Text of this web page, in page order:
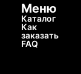
Меню
Каталог
Как
заказать
FAQ